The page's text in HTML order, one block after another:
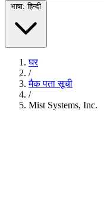
भाषा: हिन्दी
घर
/
मैक पता सूची
/
Mist Systems, Inc.